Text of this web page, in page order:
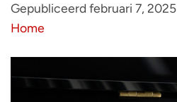
Gepubliceerd februari 7, 2025
Home